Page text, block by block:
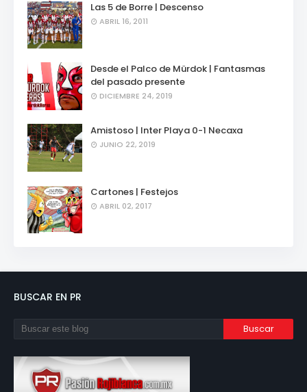
Las 5 de Borre | Descenso
ABRIL 16, 2011
Desde el Palco de Mürdok | Fantasmas
del pasado presente
DICIEMBRE 24, 2019
Amistoso | Inter Playa 0-1 Necaxa
JUNIO 22, 2019
Cartones | Festejos
ABRIL 02, 2017
BUSCAR EN PR